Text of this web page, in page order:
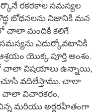
రకరకాల సమస్యల
బోధనలను నిజానికి మన
చాలా మందికి కలిగే
సమస్యను ఎదుర్కోవటానికి
యొక్క పూర్తి అంశం.
చాలా విషయాలు ఉన్నాయి,
చూసి వదిలేస్తాము. చాలా
చాలా విచారకరం,
మరియు అర్థరహితంగా